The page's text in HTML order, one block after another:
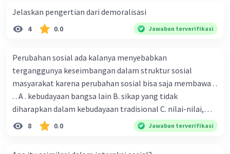
Jelaskan pengertian dari demoralisasi
4 0.0 Jawaban terverifikasi
Perubahan sosial ada kalanya menyebabkan
terganggunya keseimbangan dalam struktur sosial
masyarakat karena perubahan sosial bisa saja membawa . .
. . A . kebudayaan bangsa lain B. sikap yang tidak
diharapkan dalam kebudayaan tradisional C. nilai-nilai,
sikap, dan pola . perilaku yang berbeda D. tidak sesuai
dengan kebudayaan masyarakat setempat
8 0.0 Jawaban terverifikasi